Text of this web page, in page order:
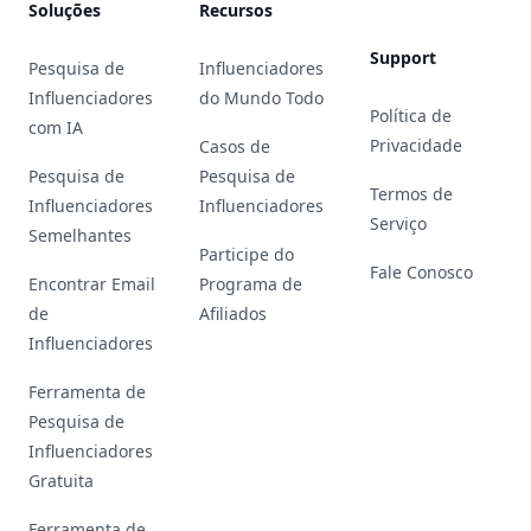
Soluções
Pesquisa de
Influenciadores
com IA
Pesquisa de
Influenciadores
Semelhantes
Encontrar Email
de
Influenciadores
Ferramenta de
Pesquisa de
Influenciadores
Gratuita
Recursos
Influenciadores
do Mundo Todo
Casos de
Pesquisa de
Influenciadores
Participe do
Programa de
Afiliados
Support
Política de
Privacidade
Termos de
Serviço
Fale Conosco